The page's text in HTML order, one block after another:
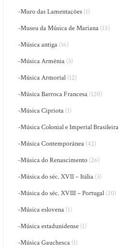
-Muro das Lamentações (1)
-Museu da Música de Mariana (15)
-Música antiga (16)
-Música Armênia (3)
-Música Armorial (12)
-Música Barroca Francesa (120)
-Música Cipriota (1)
-Música Colonial e Imperial Brasileira
-Música Contemporânea (42)
-Música do Renascimento (26)
-Música do séc. XVII – Itália (3)
-Música do séc. XVIII – Portugal (20)
-Música eslovena (1)
-Música estadunidense (1)
-Música Gauchesca (1)